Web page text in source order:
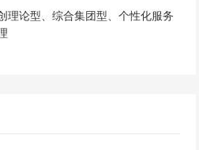
理论型、综合集团型、个性化服务